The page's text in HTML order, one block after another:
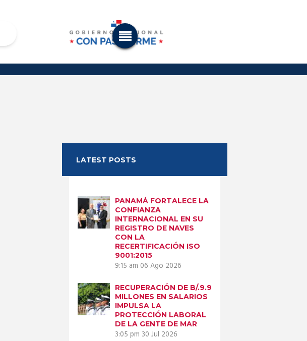
LATEST POSTS
PANAMÁ FORTALECE LA
CONFIANZA
INTERNACIONAL EN SU
REGISTRO DE NAVES
CON LA
RECERTIFICACIÓN ISO
9001:2015
9:15 am 06 Ago 2026
RECUPERACIÓN DE B/.9.9
MILLONES EN SALARIOS
IMPULSA LA
PROTECCIÓN LABORAL
DE LA GENTE DE MAR
3:05 pm 30 Jul 2026